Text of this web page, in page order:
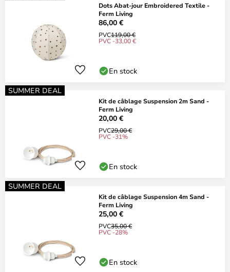
Dots Abat-jour Embroidered Textile -
Ferm Living
86,00 €
PVC119,00 €
PVC -33,00 €
En stock
SUMMER DEAL
Kit de câblage Suspension 2m Sand -
Ferm Living
20,00 €
PVC29,00 €
PVC -31%
En stock
SUMMER DEAL
Kit de câblage Suspension 4m Sand -
Ferm Living
25,00 €
PVC35,00 €
PVC -28%
En stock